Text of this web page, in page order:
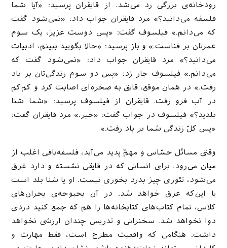
رودخانه‌ی بزرگی رد می‌شد. از قایقران پرسید: «آیا شما
فلسفه می‌دانید؟» مرد قایقران جواب داد: «نمی‌شود گفت
که می‌دانم.» فیلسوف گفت: «پس دوست عزیز، یک سوم
عمرتان بر فناست.» و باز پرسید: «حالا بگویید ببینم، ادبیات
می‌دانید؟» مرد قایقران جواب داد: «نمی‌شود گفت که
می‌دانم.» فیلسوف جار زد: «پس دو سوم زندگی‌تان بر باد
رفت.» در همان موقع، قایق به صخره‌ای اصابت کرد و کم‌کم
در آب فرو رفت. قایقران از فیلسوف پرسید: «شما شنا
بلدید؟» فیلسوف در جواب گفت: «خیر.» مرد قایقران گفت:
«پس کلّ زندگی شما بر باد رفت.»
وقتی مسائل حسّاس و مهمّ پدید می‌آید، فلسفه‌بافی اغلب از
میان می‌رود. برای انسانی که در قایقی نشسته و دارد غرق
می‌شود، تئوری چیز بدرد بخوری نیست. او یا شنا بلد است
یا این‌که غرق خواهد شد. در آن بحبوحه‌ی بحران‌های
کلاس، تمام کتاب‌های کتابخانه‌ها را هم که جمع کنید دردی
دوا نخواهد شد. سخنرانی و تدریس چندان ارزشی نخواهد
داشت. هنگامی که واقعیت مطرح است، فقط مهارت و